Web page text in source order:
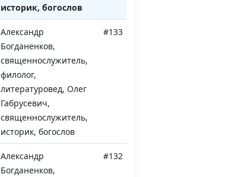
историк, богослов
Александр
Богданенков,
священнослужитель,
филолог,
литературовед, Олег
Габрусевич,
священнослужитель,
историк, богослов
#133
Александр
Богданенков,
#132